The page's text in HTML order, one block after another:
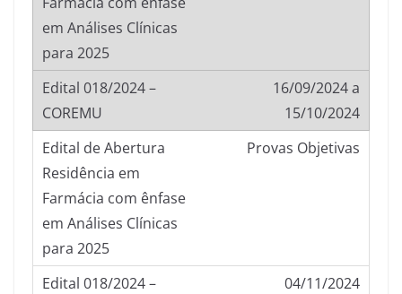
16/09/2024 a
15/10/2024
Provas Objetivas
04/11/2024